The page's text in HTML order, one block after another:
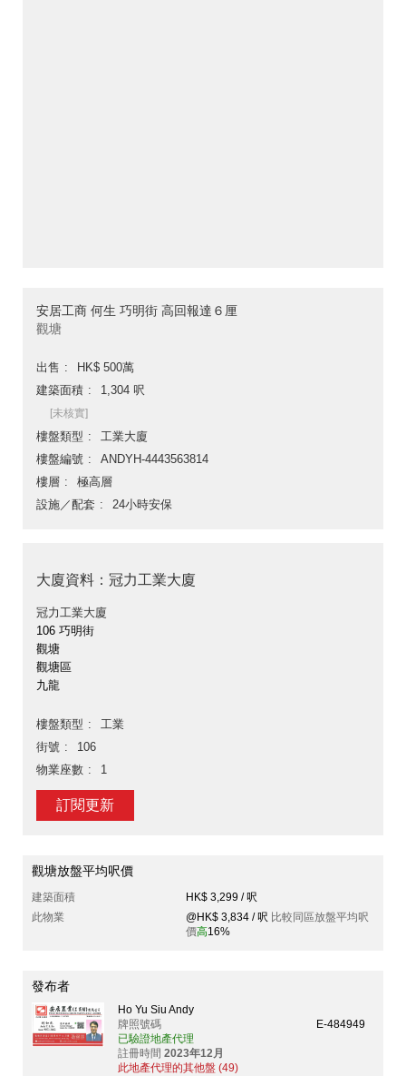
安居工商 何生 巧明街 高回報達６厘
觀塘
出售
HK$ 500萬
建築面積
1,304 呎
[未核實]
樓盤類型
工業大廈
樓盤編號
ANDYH-4443563814
樓層
極高層
設施／配套
24小時安保
大廈資料：冠力工業大廈
冠力工業大廈
106 巧明街
觀塘
觀塘區
九龍
樓盤類型
工業
街號
106
物業座數
1
訂閱更新
觀塘放盤平均呎價
建築面積
HK$ 3,299 / 呎
此物業
@HK$ 3,834 / 呎 比較同區放盤平均呎
價高16%
發布者
Ho Yu Siu Andy
牌照號碼
E-484949
已驗證地產代理
註冊時間 2023年12月
此地產代理的其他盤 (49)